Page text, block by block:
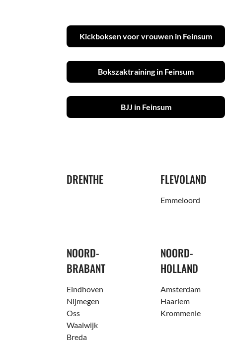
Kickboksen voor vrouwen in Feinsum
Bokszaktraining in Feinsum
BJJ in Feinsum
DRENTHE FLEVOLAND
Emmeloord
NOORD-
BRABANT
Eindhoven
Nijmegen
Oss
Waalwijk
Breda
NOORD-
HOLLAND
Amsterdam
Haarlem
Krommenie